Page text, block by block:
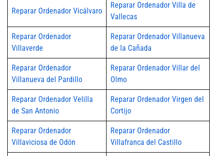
Reparar Ordenador Vicálvaro
Reparar Ordenador Villa de
Vallecas
Reparar Ordenador
Villaverde
Reparar Ordenador Villanueva
de la Cañada
Reparar Ordenador
Villanueva del Pardillo
Reparar Ordenador Villar del
Olmo
Reparar Ordenador Velilla
de San Antonio
Reparar Ordenador Virgen del
Cortijo
Reparar Ordenador
Villaviciosa de Odón
Reparar Ordenador
Villafranca del Castillo